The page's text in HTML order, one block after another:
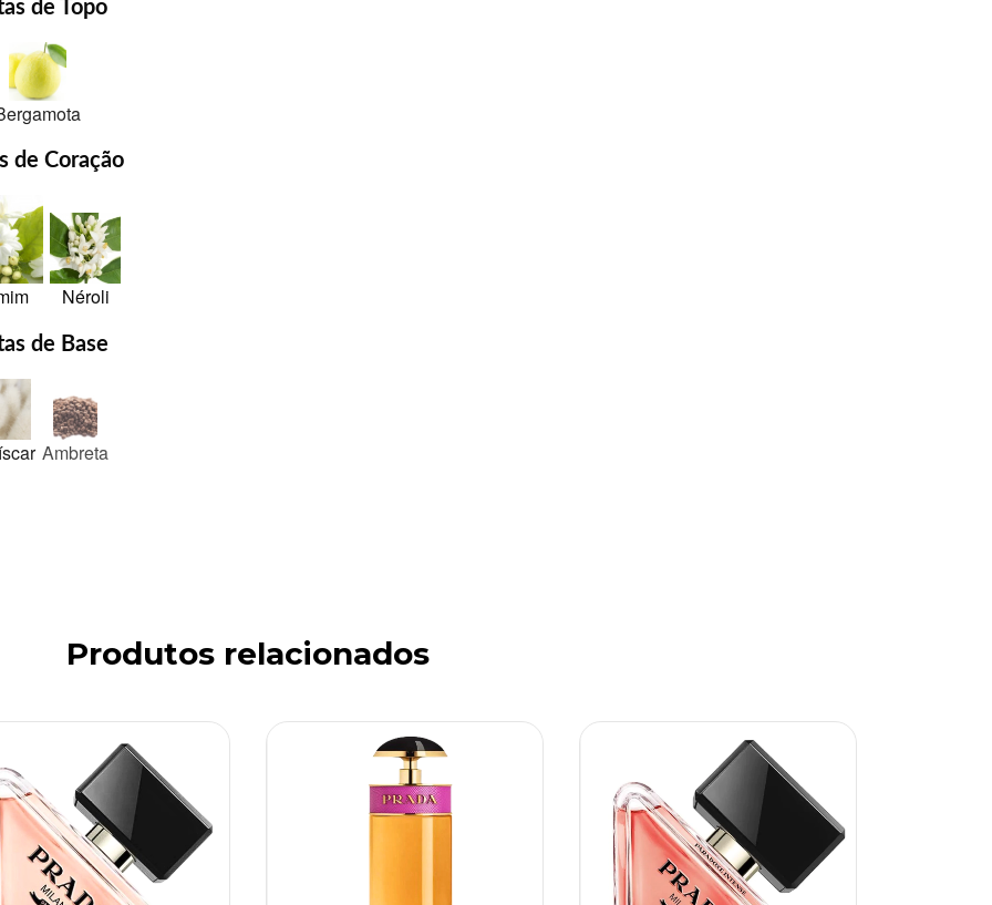
de Topo
de Coração
Néroli
de Base
Ambreta
Produtos relacionados